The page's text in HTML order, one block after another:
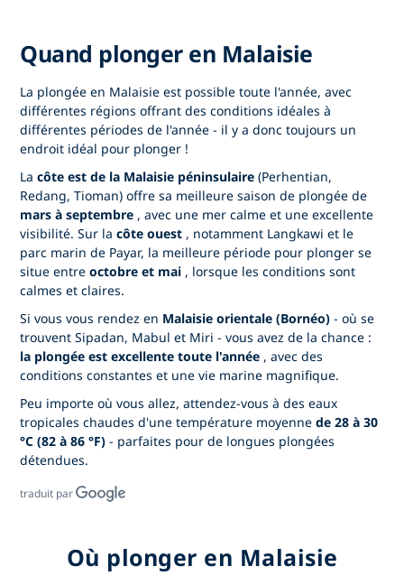
Quand plonger en Malaisie
La plongée en Malaisie est possible toute l'année, avec
différentes régions offrant des conditions idéales à
différentes périodes de l'année - il y a donc toujours un
endroit idéal pour plonger !
Lacôte est de la Malaisie péninsulaire (Perhentian,
Redang, Tioman) offre sa meilleure saison de plongée de
mars à septembre , avec une mer calme et une excellente
visibilité. Sur lacôte ouest , notamment Langkawi et le
parc marin de Payar, la meilleure période pour plonger se
situe entreoctobre et mai , lorsque les conditions sont
calmes et claires.
Si vous vous rendez en Malaisie orientale (Bornéo) - où se
trouvent Sipadan, Mabul et Miri - vous avez de la chance :
la plongée est excellente toute l'année , avec des
conditions constantes et une vie marine magnifique.
Peu importe où vous allez, attendez-vous à des eaux
tropicales chaudes d'une température moyennede 28 à 30
°C (82 à 86 °F) - parfaites pour de longues plongées
détendues.
traduit par
Où plonger en Malaisie